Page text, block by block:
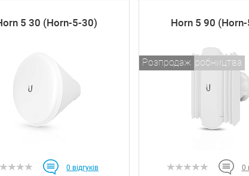
5 30 (Horn-5-30)
0 відгуків
Horn 5 90
Знятий з виробництва
Розпродаж
0